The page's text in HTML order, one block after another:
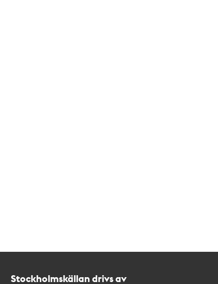
Stockholmskällan drivs av